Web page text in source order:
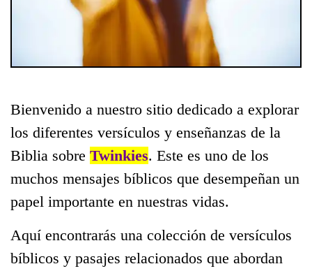
Bienvenido a nuestro sitio dedicado a explorar
los diferentes versículos y enseñanzas de la
Biblia sobre Twinkies. Este es uno de los
muchos mensajes bíblicos que desempeñan un
papel importante en nuestras vidas.
Aquí encontrarás una colección de versículos
bíblicos y pasajes relacionados que abordan